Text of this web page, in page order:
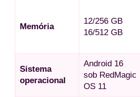
Memória
12/256 GB
16/512 GB
Sistema
operacional
Android 16
sob RedMagic
OS 11